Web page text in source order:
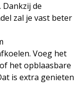
de
zal je vast beter
Voeg het
het opblaasbare
is extra genieten